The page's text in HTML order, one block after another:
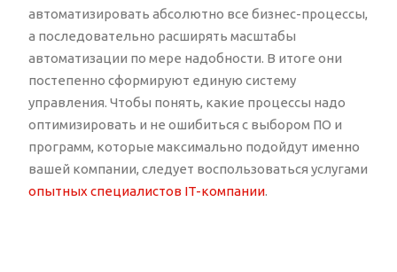
автоматизировать абсолютно все бизнес-процессы,
а последовательно расширять масштабы
автоматизации по мере надобности. В итоге они
постепенно сформируют единую систему
управления. Чтобы понять, какие процессы надо
оптимизировать и не ошибиться с выбором ПО и
программ, которые максимально подойдут именно
вашей компании, следует воспользоваться услугами
опытных специалистов IT-компании.